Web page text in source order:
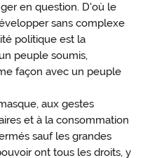
en question. D'où le
sans complexe
politique est la
peuple soumis,
façon avec un peuple
aux gestes
et à la consommation
sauf les grandes
ont tous les droits, y